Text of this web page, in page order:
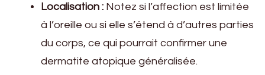
Localisation : Notez si l’affection est limitée
à l’oreille ou si elle s’étend à d’autres parties
du corps, ce qui pourrait confirmer une
dermatite atopique généralisée.